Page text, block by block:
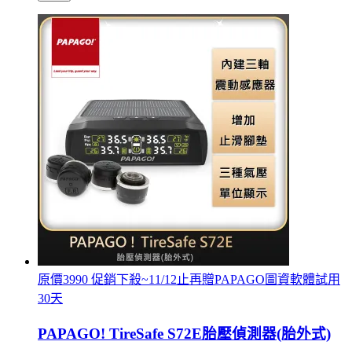
原價3990 促銷下殺~11/12止再贈PAPAGO圖資軟體試用
30天
PAPAGO! TireSafe S72E胎壓偵測器(胎外式)